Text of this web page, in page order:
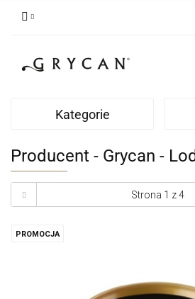
Kategorie
Producent - Grycan -
PROMOCJA